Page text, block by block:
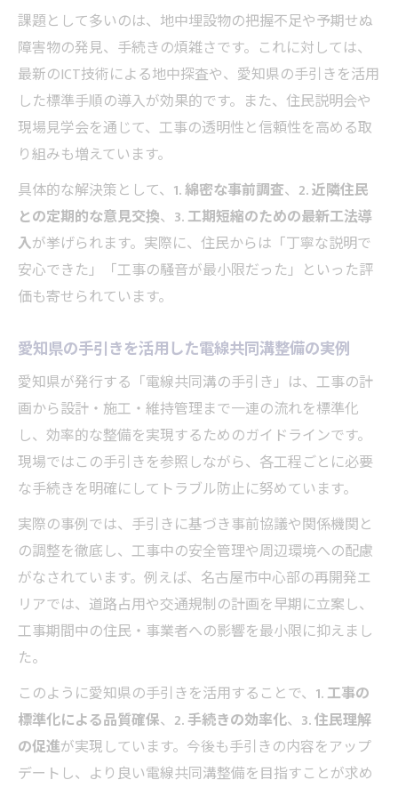
課題として多いのは、地中埋設物の把握不足や予期せぬ
障害物の発見、手続きの煩雑さです。これに対しては、
最新のICT技術による地中探査や、愛知県の手引きを活用
した標準手順の導入が効果的です。また、住民説明会や
現場見学会を通じて、工事の透明性と信頼性を高める取
り組みも増えています。
具体的な解決策として、 1. 綿密な事前調査、 2. 近隣住民
との定期的な意見交換、 3. 工期短縮のための最新工法導
入が挙げられます。実際に、住民からは「丁寧な説明で
安心できた」「工事の騒音が最小限だった」といった評
価も寄せられています。
愛知県の手引きを活用した電線共同溝整備の実例
愛知県が発行する「電線共同溝の手引き」は、工事の計
画から設計・施工・維持管理まで一連の流れを標準化
し、効率的な整備を実現するためのガイドラインです。
現場ではこの手引きを参照しながら、各工程ごとに必要
な手続きを明確にしてトラブル防止に努めています。
実際の事例では、手引きに基づき事前協議や関係機関と
の調整を徹底し、工事中の安全管理や周辺環境への配慮
がなされています。例えば、名古屋市中心部の再開発エ
リアでは、道路占用や交通規制の計画を早期に立案し、
工事期間中の住民・事業者への影響を最小限に抑えまし
た。
このように愛知県の手引きを活用することで、 1. 工事の
標準化による品質確保、 2. 手続きの効率化、 3. 住民理解
の促進が実現しています。今後も手引きの内容をアップ
デートし、より良い電線共同溝整備を目指すことが求め